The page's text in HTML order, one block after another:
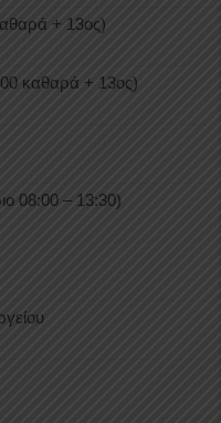
+ 13ος)
καθαρά + 13ος)
08:00 – 13:30)